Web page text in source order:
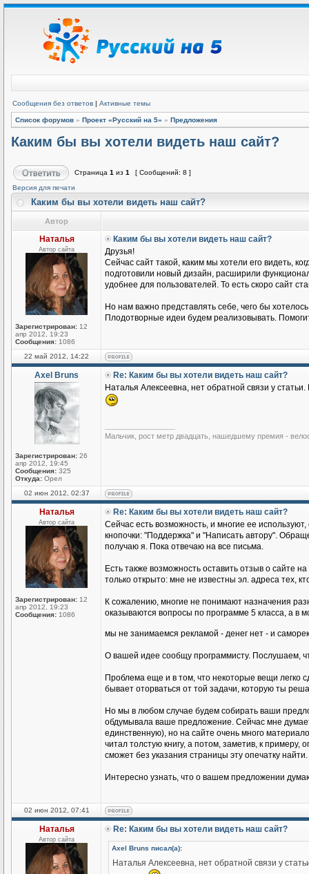
Сообщения без ответов | Активные темы
Список форумов » Проект «Русский на 5» » Предложения
Каким бы вы хотели видеть наш сайт?
Страница 1 из 1
[ Сообщений: 8 ]
Версия для печати
Каким бы вы хотели видеть наш сайт?
Автор
Наталья
Автор сайта
Зарегистрирован: 12
апр 2012, 19:23
Сообщения: 1086
Каким бы вы хотели видеть наш сайт?
Друзья!
Сейчас сайт такой, каким мы хотели его видеть,
подготовили новый дизайн, расширили
удобнее для пользователей. То есть скоро сайт
Но нам важно представлять себе, чего бы
Плодотворные идеи будем реализовывать.
22 май 2012, 14:22
Axel Bruns
Зарегистрирован: 26
апр 2012, 19:45
Сообщения: 325
Откуда: Орел
Re: Каким бы вы хотели видеть наш сайт?
Наталья Алексеевна, нет обратной связи у
Мальчик, рост метр двадцать, нашедшему премия -
02 июн 2012, 02:37
Наталья
Автор сайта
Зарегистрирован: 12
апр 2012, 19:23
Сообщения: 1086
Re: Каким бы вы хотели видеть наш сайт?
Сейчас есть возможность, и многие ее
кнопочки: "Поддержка" и "Написать автору".
получаю я. Пока отвечаю на все письма.
Есть также возможность оставить отзыв о сайте
только открыто: мне не известны эл. адреса тех,
К сожалению, многие не понимают назначения
оказываются вопросы по программе 5 класса, а в
мы не занимаемся рекламой - денег нет - и
О вашей идее сообщу программисту. Послушаем,
Проблема еще и в том, что некоторые вещи легко
бывает оторваться от той задачи, которую ты
Но мы в любом случае будем собирать ваши
обдумывала ваше предложение. Сейчас мне
единственную), но на сайте очень много
читал толстую книгу, а потом, заметив, к примеру,
сможет без указания страницы эту опечатку найти.
Интересно узнать, что о вашем предложении
02 июн 2012, 07:41
Наталья
Автор сайта
Re: Каким бы вы хотели видеть наш сайт?
Axel Bruns писал(а):
Наталья Алексеевна, нет обратной связи у